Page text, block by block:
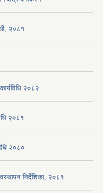
२०८१
२०८२
२०८१
२०८०
निर्देशिका, २०८१